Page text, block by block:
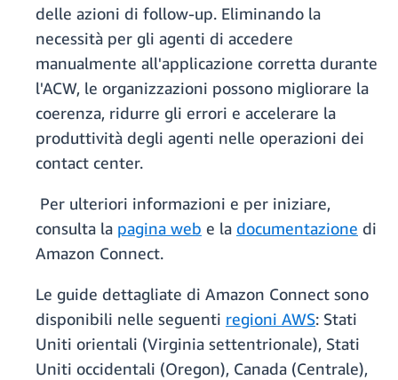
delle azioni di follow-up. Eliminando la
necessità per gli agenti di accedere
manualmente all'applicazione corretta durante
l'ACW, le organizzazioni possono migliorare la
coerenza, ridurre gli errori e accelerare la
produttività degli agenti nelle operazioni dei
contact center.
Per ulteriori informazioni e per iniziare,
consulta la pagina web e la documentazione di
Amazon Connect.
Le guide dettagliate di Amazon Connect sono
disponibili nelle seguenti regioni AWS: Stati
Uniti orientali (Virginia settentrionale), Stati
Uniti occidentali (Oregon), Canada (Centrale),